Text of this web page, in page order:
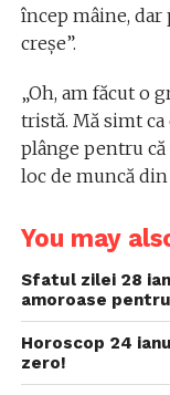
încep mâine, dar
creșe”.
„Oh, am făcut o
tristă. Mă simt ca
plânge pentru că
loc de muncă din
You may
Sfatul zilei 28
amoroase
Horoscop 24
zero!